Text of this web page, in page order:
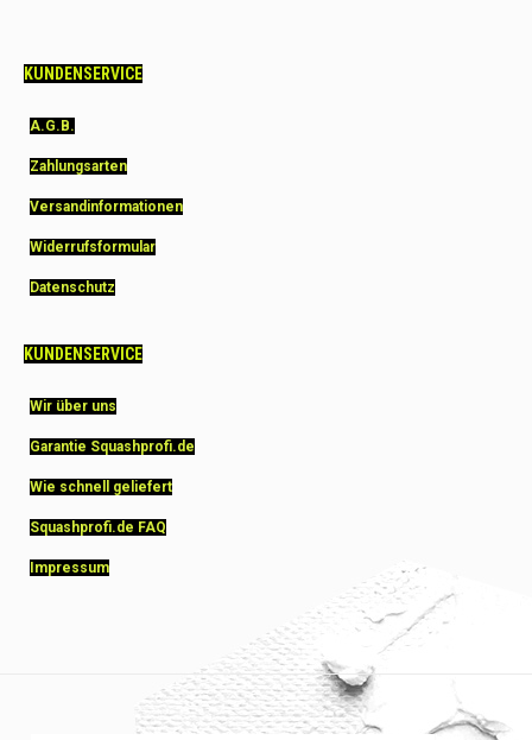
KUNDENSERVICE
A.G.B.
Zahlungsarten
Versandinformationen
Widerrufsformular
Datenschutz
KUNDENSERVICE
Wir über uns
Garantie Squashprofi.de
Wie schnell geliefert
Squashprofi.de FAQ
Impressum